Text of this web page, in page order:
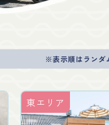
※表示順はランダ
東エリア